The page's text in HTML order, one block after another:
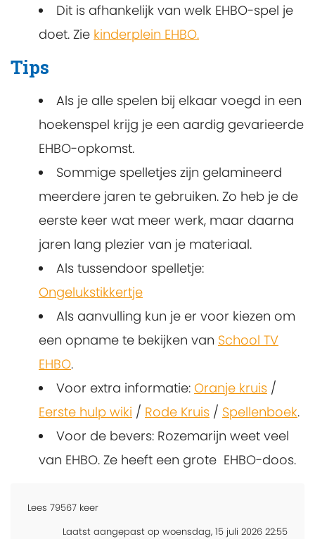
Dit is afhankelijk van welk EHBO-spel je
doet. Zie kinderplein EHBO.
Tips
Als je alle spelen bij elkaar voegd in een
hoekenspel krijg je een aardig gevarieerde
EHBO-opkomst.
Sommige spelletjes zijn gelamineerd
meerdere jaren te gebruiken. Zo heb je de
eerste keer wat meer werk, maar daarna
jaren lang plezier van je materiaal.
Als tussendoor spelletje:
Ongelukstikkertje
Als aanvulling kun je er voor kiezen om
een opname te bekijken van School TV
EHBO.
Voor extra informatie: Oranje kruis /
Eerste hulp wiki / Rode Kruis / Spellenboek.
Voor de bevers: Rozemarijn weet veel
van EHBO. Ze heeft een grote EHBO-doos.
Lees 79567 keer
Laatst aangepast op woensdag, 15 juli 2026 22:55